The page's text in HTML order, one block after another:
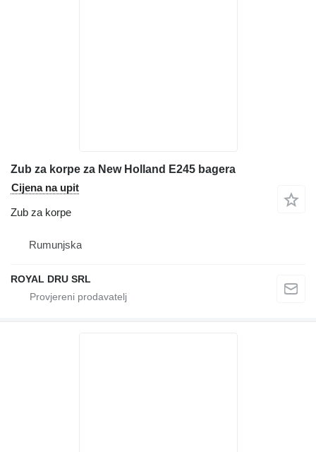
Zub za korpe za New Holland E245 bagera
Cijena na upit
Zub za korpe
Rumunjska
ROYAL DRU SRL